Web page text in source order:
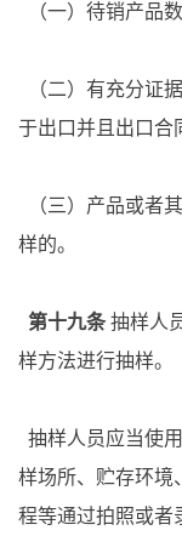
（一）待销产品
（二）有充分证
于出口并且出口合
（三）产品或者
样的。
第十九条 抽样人
样方法进行抽样。
抽样人员应当使
样场所、贮存环境
程等通过拍照或者